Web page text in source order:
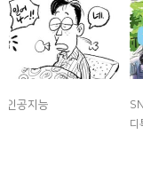
인공지능
디